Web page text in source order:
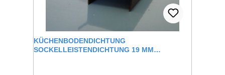
KÜCHENBODENDICHTUNG
SOCKELLEISTENDICHTUNG 19 MM